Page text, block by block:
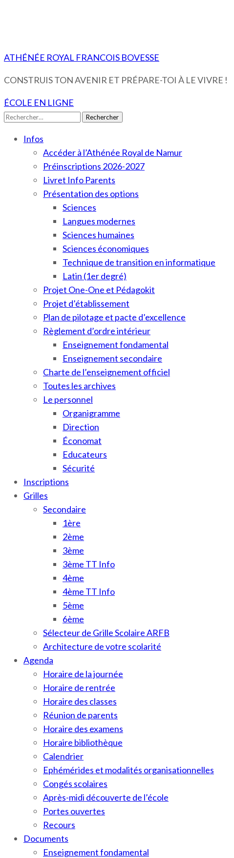
ATHÉNÉE ROYAL FRANCOIS BOVESSE
CONSTRUIS TON AVENIR ET PRÉPARE-TOI À LE VIVRE !
ÉCOLE EN LIGNE
Rechercher :
Infos
Accéder à l’Athénée Royal de Namur
Préinscriptions 2026-2027
Livret Info Parents
Présentation des options
Sciences
Langues modernes
Sciences humaines
Sciences économiques
Technique de transition en informatique
Latin (1er degré)
Projet One-One et Pédagokit
Projet d’établissement
Plan de pilotage et pacte d’excellence
Règlement d’ordre intérieur
Enseignement fondamental
Enseignement secondaire
Charte de l’enseignement officiel
Toutes les archives
Le personnel
Organigramme
Direction
Économat
Educateurs
Sécurité
Inscriptions
Grilles
Secondaire
1ère
2ème
3ème
3ème TT Info
4ème
4ème TT Info
5ème
6ème
Sélecteur de Grille Scolaire ARFB
Architecture de votre scolarité
Agenda
Horaire de la journée
Horaire de rentrée
Horaire des classes
Réunion de parents
Horaire des examens
Horaire bibliothèque
Calendrier
Ephémérides et modalités organisationnelles
Congés scolaires
Après-midi découverte de l’école
Portes ouvertes
Recours
Documents
Enseignement fondamental